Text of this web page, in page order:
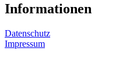
Informationen
Datenschutz
Impressum